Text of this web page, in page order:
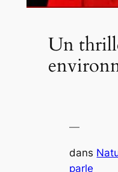
Un
—
dans
parle